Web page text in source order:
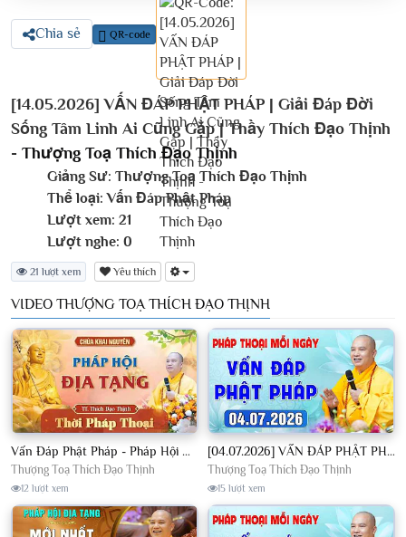
Chia sẻ QR-code
[14.05.2026] VẤN ĐÁP PHẬT PHÁP | Giải Đáp Đời
Sống Tâm Linh Ai Cũng Gặp | Thầy Thích Đạo Thịnh
- Thượng Toạ Thích Đạo Thịnh
Giảng Sư: Thượng Toạ Thích Đạo Thịnh
Thể loại: Vấn Đáp Phật Pháp
Lượt xem: 21
Lượt nghe: 0
21 lượt xem Yêu thích
VIDEO THƯỢNG TOẠ THÍCH ĐẠO THỊNH
Vấn Đáp Phật Pháp - Pháp Hội Địa Tạng Ngày 01/08/2026│TT. Thích Đạo Thịnh
Thượng Toạ Thích Đạo Thịnh
12 lượt xem
[04.07.2026] VẤN ĐÁP PHẬT PHÁP - Nghe Thầy giảng Pháp mỗi ngày CÔNG ĐỨC VÔ LƯỢNG│TT. Thích Đạo Thịnh
Thượng Toạ Thích Đạo Thịnh
15 lượt xem